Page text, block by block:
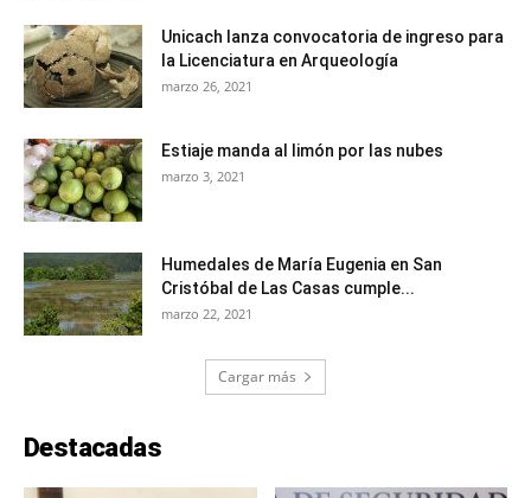
Unicach lanza convocatoria de ingreso para
la Licenciatura en Arqueología
marzo 26, 2021
Estiaje manda al limón por las nubes
marzo 3, 2021
Humedales de María Eugenia en San
Cristóbal de Las Casas cumple...
marzo 22, 2021
Cargar más
Destacadas